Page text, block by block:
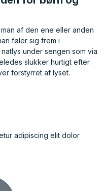
af den ene eller anden
føler sig frem i
under sengen som via
slukker hurtigt efter
forstyrret af lyset.
adipiscing elit dolor